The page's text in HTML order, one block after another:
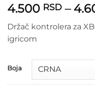
4.500 RSD –
Držač kontrolera za
igricom
Boja